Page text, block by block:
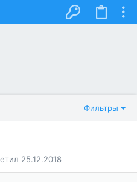
Фильтры
25.12.2018